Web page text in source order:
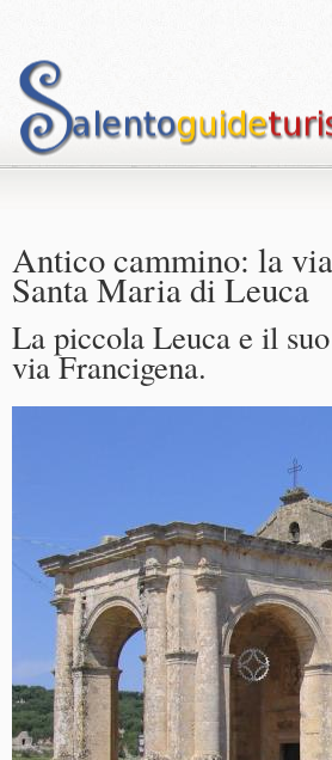
Antico cammino: la
Santa Maria di Leuca
La piccola Leuca e il
via Francigena.